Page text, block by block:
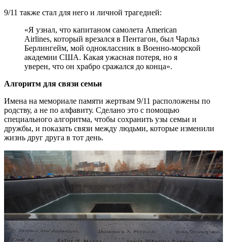
9/11 также стал для него и личной трагедией:
«Я узнал, что капитаном самолета American
Airlines, который врезался в Пентагон, был Чарльз
Берлингейм, мой одноклассник в Военно-морской
академии США. Какая ужасная потеря, но я
уверен, что он храбро сражался до конца».
Алгоритм для связи семьи
Имена на мемориале памяти жертвам 9/11 расположены по
родству, а не по алфавиту. Сделано это с помощью
специального алгоритма, чтобы сохранить узы семьи и
дружбы, и показать связи между людьми, которые изменили
жизнь друг друга в тот день.